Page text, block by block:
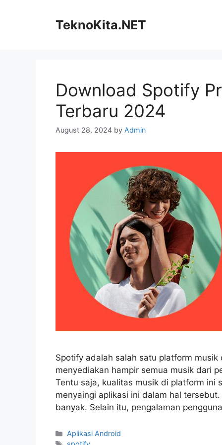
TeknoKita.NET
Download Spotify
Terbaru 2024
August 28, 2024 by Admin
Spotify adalah salah satu platform
menyediakan hampir semua musik dari
Tentu saja, kualitas musik di platform ini
menyaingi aplikasi ini dalam hal
banyak. Selain itu, pengalaman
Categories
Aplikasi Android